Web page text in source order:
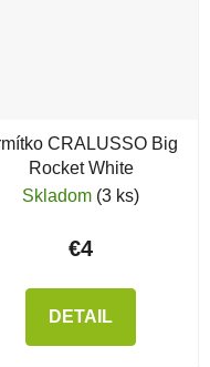
CRALUSSO Big
Rocket White
Skladom (3 ks)
€4
DETAIL